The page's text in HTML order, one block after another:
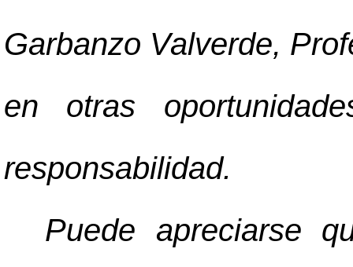
Garbanzo Valverde,
en otras
responsabilidad.
Puede apreciarse